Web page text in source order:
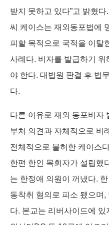
받지 못하고 있다”고 밝혔
씨 케이스는 재외동포법에
피할 목적으로 국적을 이탈
사례다. 비자를 발급하기 위
야 한다. 대법원 판결 후 법
다.
다른 이유로 재외 동포비자
부처 의견과 자체적으로 비
전체적으로 불허한 케이스
한편 한인 목회자가 설립했
는 한정애 의원이 꺼냈다.
동착취 혐의로 피소 됐으며
다. 본교는 리버사이드에